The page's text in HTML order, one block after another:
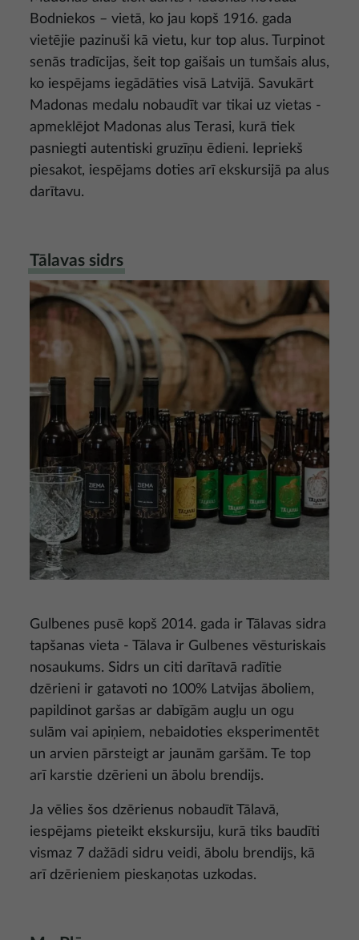
Bodniekos – vietā, ko jau kopš 1916. gada
vietējie pazinuši kā vietu, kur top alus. Turpinot
senās tradīcijas, šeit top gaišais un tumšais alus,
ko iespējams iegādāties visā Latvijā. Savukārt
Madonas medalu nobaudīt var tikai uz vietas -
apmeklējot Madonas alus Terasi, kurā tiek
pasniegti autentiski gruzīņu ēdieni. Iepriekš
piesakot, iespējams doties arī ekskursijā pa alus
darītavu.
Tālavas sidrs
Attēls
Gulbenes pusē kopš 2014. gada ir Tālavas sidra
tapšanas vieta - Tālava ir Gulbenes vēsturiskais
nosaukums. Sidrs un citi darītavā radītie
dzērieni ir gatavoti no 100% Latvijas āboliem,
papildinot garšas ar dabīgām augļu un ogu
sulām vai apiņiem, nebaidoties eksperimentēt
un arvien pārsteigt ar jaunām garšām. Te top
arī karstie dzērieni un ābolu brendijs.
Ja vēlies šos dzērienus nobaudīt Tālavā,
iespējams pieteikt ekskursiju, kurā tiks baudīti
vismaz 7 dažādi sidru veidi, ābolu brendijs, kā
arī dzērieniem pieskaņotas uzkodas.